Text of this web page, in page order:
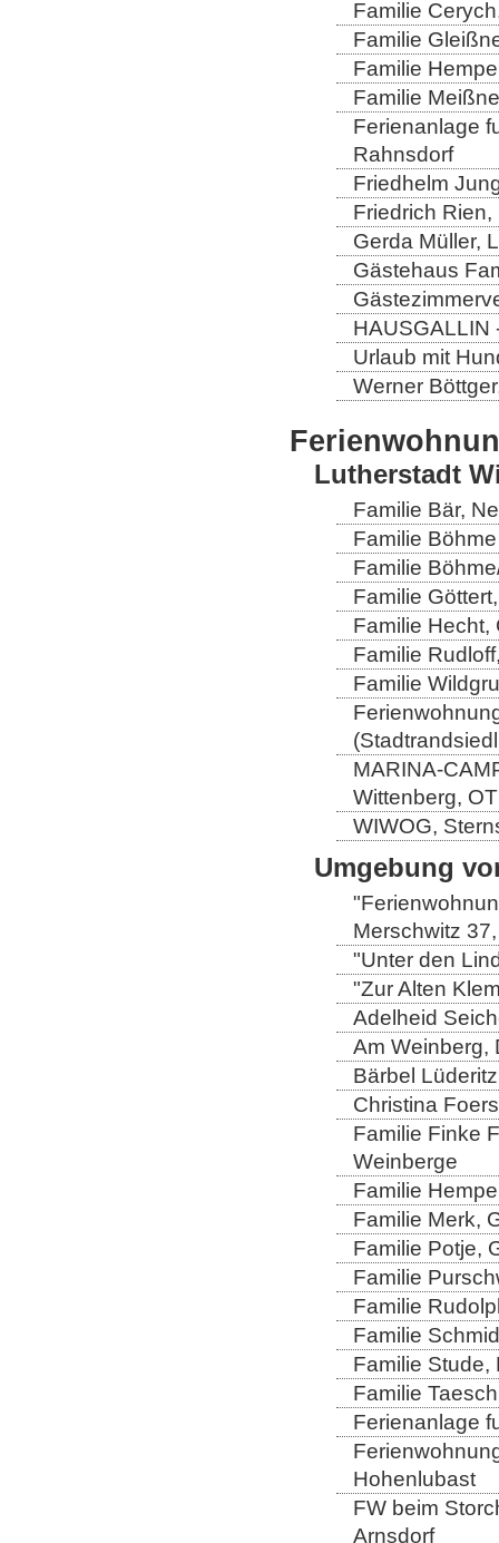
Familie
Familie
Familie
Familie
Ferienanlage
Rahnsdorf
Friedhelm
Friedrich
Gerda Müller,
Gästehaus
HAUSGALLIN
Urlaub mit
Werner
Lutherstadt
Familie Bär,
Familie
Familie
Familie
Familie Hecht,
Familie
Familie
MARINA-
Wittenberg,
WIWOG,
Umgebung
Merschwitz
"Unter den
"Zur Alten
Adelheid
Am Weinberg,
Bärbel
Christina
Familie Finke
Weinberge
Familie
Familie Merk,
Familie Potje,
Familie
Familie
Familie
Familie Stude,
Familie
Ferienanlage
Hohenlubast
FW beim
Arnsdorf